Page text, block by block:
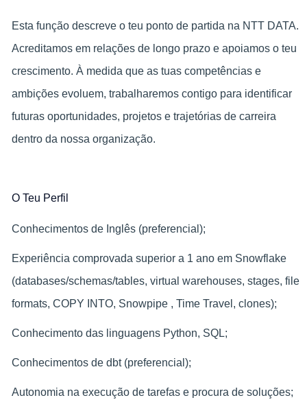
Esta função descreve o teu ponto de partida na NTT DATA.
Acreditamos em relações de longo prazo e apoiamos o teu
crescimento. À medida que as tuas competências e
ambições evoluem, trabalharemos contigo para identificar
futuras oportunidades, projetos e trajetórias de carreira
dentro da nossa organização.
O Teu Perfil
Conhecimentos de Inglês (preferencial);
Experiência comprovada superior a 1 ano em Snowflake
(databases/schemas/tables, virtual warehouses, stages, file
formats, COPY INTO, Snowpipe , Time Travel, clones);
Conhecimento das linguagens Python, SQL;
Conhecimentos de dbt (preferencial);
Autonomia na execução de tarefas e procura de soluções;